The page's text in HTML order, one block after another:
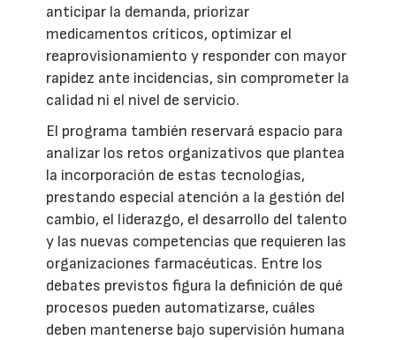
anticipar la demanda, priorizar
medicamentos críticos, optimizar el
reaprovisionamiento y responder con mayor
rapidez ante incidencias, sin comprometer la
calidad ni el nivel de servicio.
El programa también reservará espacio para
analizar los retos organizativos que plantea
la incorporación de estas tecnologías,
prestando especial atención a la gestión del
cambio, el liderazgo, el desarrollo del talento
y las nuevas competencias que requieren las
organizaciones farmacéuticas. Entre los
debates previstos figura la definición de qué
procesos pueden automatizarse, cuáles
deben mantenerse bajo supervisión humana